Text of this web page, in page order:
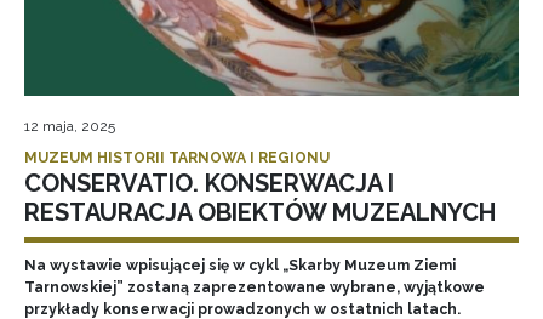
12 maja, 2025
MUZEUM HISTORII TARNOWA I REGIONU
CONSERVATIO. KONSERWACJA I
RESTAURACJA OBIEKTÓW MUZEALNYCH
Na wystawie wpisującej się w cykl „Skarby Muzeum Ziemi
Tarnowskiej” zostaną zaprezentowane wybrane, wyjątkowe
przykłady konserwacji prowadzonych w ostatnich latach.